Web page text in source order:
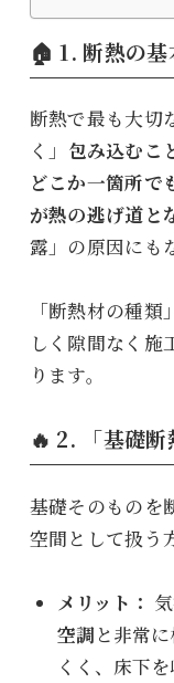
🏠 1. 断熱の基
断熱で最も大切
く」 包み込むこ
どこか一箇所で
が熱の逃げ道と
露」の原因にも
「断熱材の種
しく隙間なく施
ります。
🔥 2. 「基礎
基礎そのものを
空間として扱う
メリット：
空調 と非常
くく、床下